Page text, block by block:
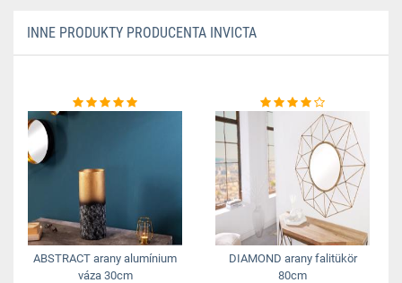
INNE PRODUKTY PRODUCENTA INVICTA
ABSTRACT arany alumínium
váza 30cm
DIAMOND arany falitükör
80cm